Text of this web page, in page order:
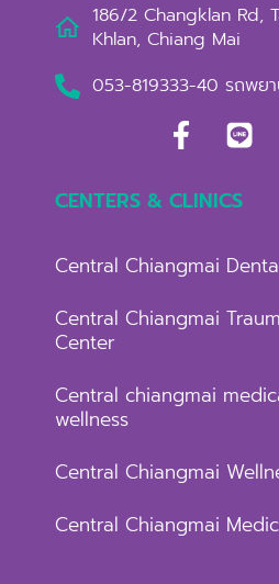
186/2 Changklan Rd,
Khlan, Chiang Mai
053-819333-40 รถพย
CENTERS & CLINICS
Central Chiangmai
Central Chiangmai
Center
Central chiangmai
wellness
Central Chiangmai
Central Chiangmai